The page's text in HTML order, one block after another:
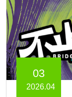
03
2026.04